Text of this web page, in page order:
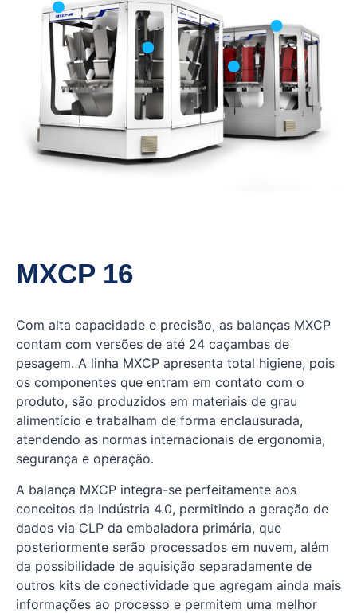
Estrutura personalizada
Aço Inox
MXCP 16
Com alta capacidade e precisão, as balanças MXCP
contam com versões de até 24 caçambas de
pesagem. A linha MXCP apresenta total higiene, pois
os componentes que entram em contato com o
produto, são produzidos em materiais de grau
alimentício e trabalham de forma enclausurada,
atendendo as normas internacionais de ergonomia,
segurança e operação.
A balança MXCP integra-se perfeitamente aos
conceitos da Indústria 4.0, permitindo a geração de
dados via CLP da embaladora primária, que
posteriormente serão processados em nuvem, além
da possibilidade de aquisição separadamente de
outros kits de conectividade que agregam ainda mais
informações ao processo e permitem uma melhor